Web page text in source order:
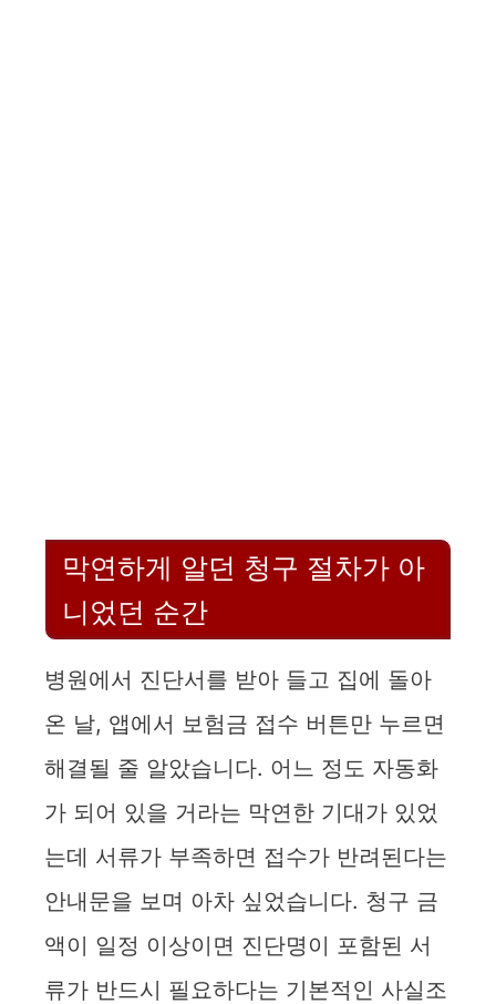
막연하게 알던 청구 절차가 아
니었던 순간
병원에서 진단서를 받아 들고 집에 돌아
온 날, 앱에서 보험금 접수 버튼만 누르면
해결될 줄 알았습니다. 어느 정도 자동화
가 되어 있을 거라는 막연한 기대가 있었
는데 서류가 부족하면 접수가 반려된다는
안내문을 보며 아차 싶었습니다. 청구 금
액이 일정 이상이면 진단명이 포함된 서
류가 반드시 필요하다는 기본적인 사실조